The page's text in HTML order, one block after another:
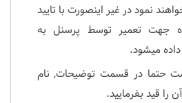
نمود در غیر اینصورت با تایید
جهت تعمیر توسط پرسنل به
میشود.
حتما در قسمت توضیحات, نام
را قید بفرمایید.